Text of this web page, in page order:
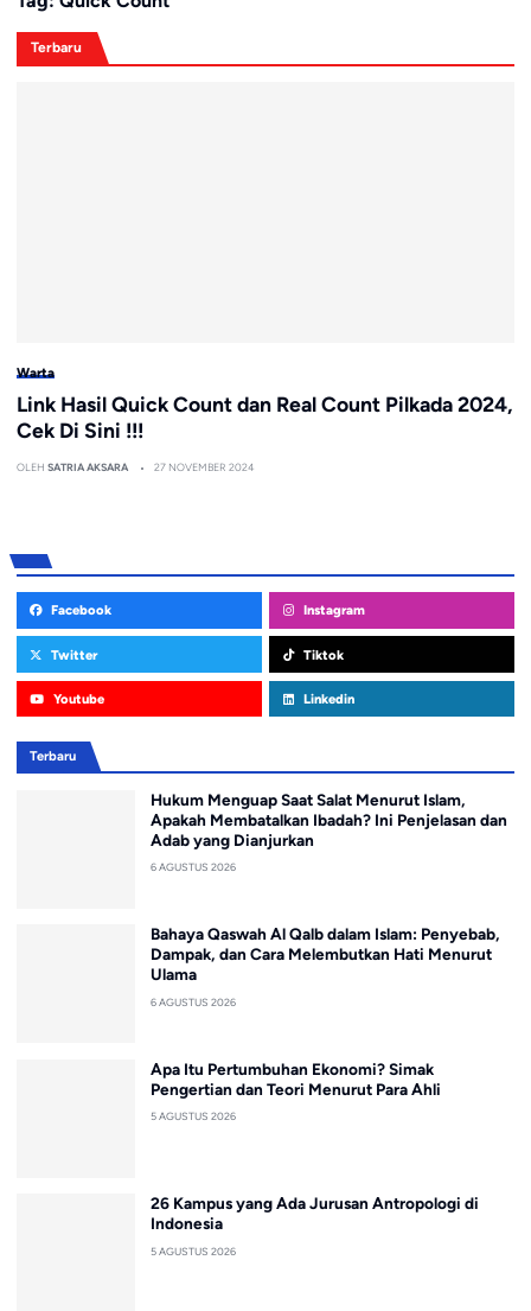
Terbaru
Warta
Link Hasil Quick Count dan Real Count Pilkada 2024,
Cek Di Sini !!!
OLEH SATRIA AKSARA 27 NOVEMBER 2024
Facebook Instagram
Twitter Tiktok
Youtube Linkedin
Terbaru
Hukum Menguap Saat Salat Menurut Islam,
Apakah Membatalkan Ibadah? Ini Penjelasan dan
Adab yang Dianjurkan
6 AGUSTUS 2026
Bahaya Qaswah Al Qalb dalam Islam: Penyebab,
Dampak, dan Cara Melembutkan Hati Menurut
Ulama
6 AGUSTUS 2026
Apa Itu Pertumbuhan Ekonomi? Simak
Pengertian dan Teori Menurut Para Ahli
5 AGUSTUS 2026
26 Kampus yang Ada Jurusan Antropologi di
Indonesia
5 AGUSTUS 2026